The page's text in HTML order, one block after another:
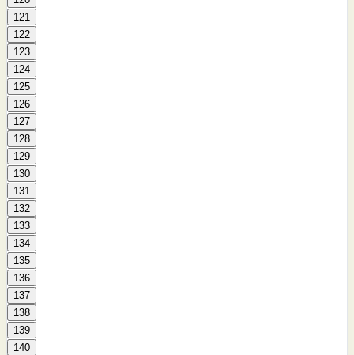
121
122
123
124
125
126
127
128
129
130
131
132
133
134
135
136
137
138
139
140